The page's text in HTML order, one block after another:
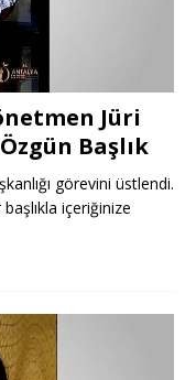
Jüri
Başlık
görevini üstlendi.
içeriğinize